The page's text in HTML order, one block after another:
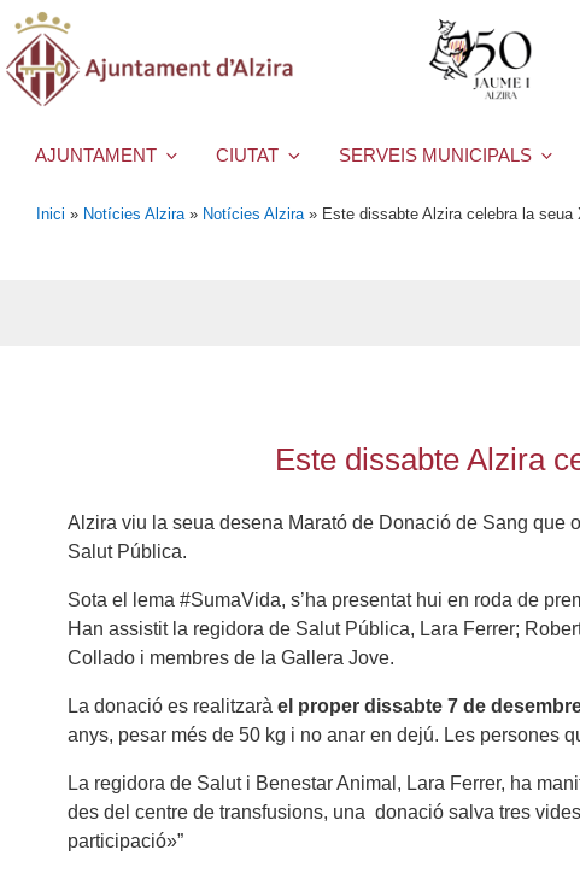
AJUNTAMENT CIUTAT SERVEIS MUNICIPALS
Inici » Notícies Alzira » Notícies Alzira » Este dissabte Alzira celebra la
Este dissabte Alzira
Alzira viu la seua desena Marató de Donació de Sang que
Salut Pública.
Sota el lema #SumaVida, s’ha presentat hui en roda de
Han assistit la regidora de Salut Pública, Lara Ferrer;
Collado i membres de la Gallera Jove.
La donació es realitzarà el proper dissabte 7 de
anys, pesar més de 50 kg i no anar en dejú. Les persones
La regidora de Salut i Benestar Animal, Lara Ferrer, ha
des del centre de transfusions, una donació salva tres
participació»”